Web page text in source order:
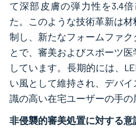
て深部皮膚の弾力性を3.4
た。このような技術革新は
制し、新たなフォームファ
とで、審美およびスポーツ
しています。長期的には、
い風として維持され、デバ
識の高い在宅ユーザーの手の
非侵襲的審美処置に対する意